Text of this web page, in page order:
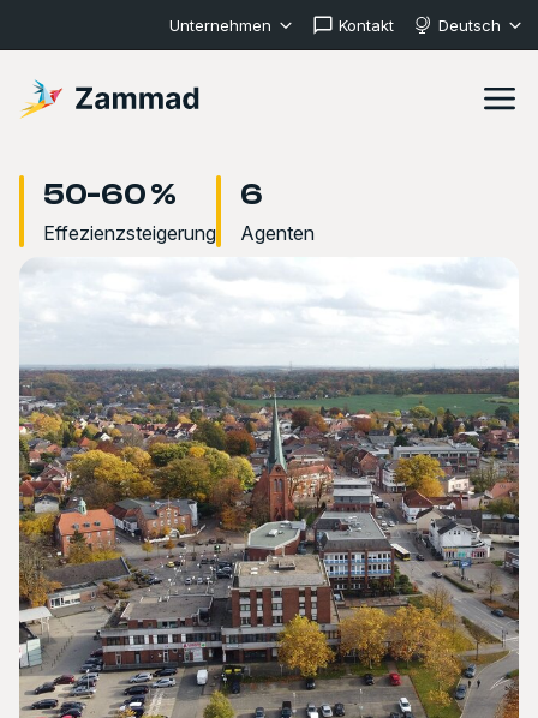
Unternehmen Kontakt Deutsch
50-60 %
Effezienzsteigerung
6
Agenten